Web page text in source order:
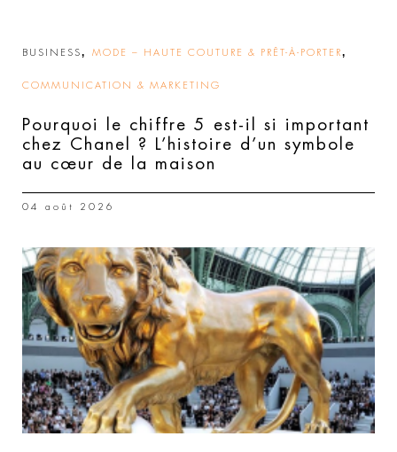
BUSINESS, MODE – HAUTE COUTURE & PRÊT-À-PORTER,
COMMUNICATION & MARKETING
Pourquoi le chiffre 5 est-il si important
chez Chanel ? L’histoire d’un symbole
au cœur de la maison
04 août 2026